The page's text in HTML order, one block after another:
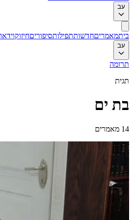
עב
ביתמאמריםחדשותתפילותסיפוריםחיזוקוידאו
עב
תרומה
תגית
בת ים
14 מאמרים